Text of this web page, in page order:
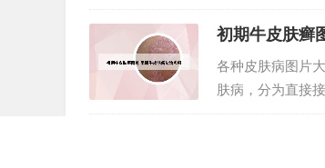
没再复发了，也
紧张等诱因，预
初期牛皮肤癣
各种皮肤病图片
肤病，分为直接
2、这些皮肤病主